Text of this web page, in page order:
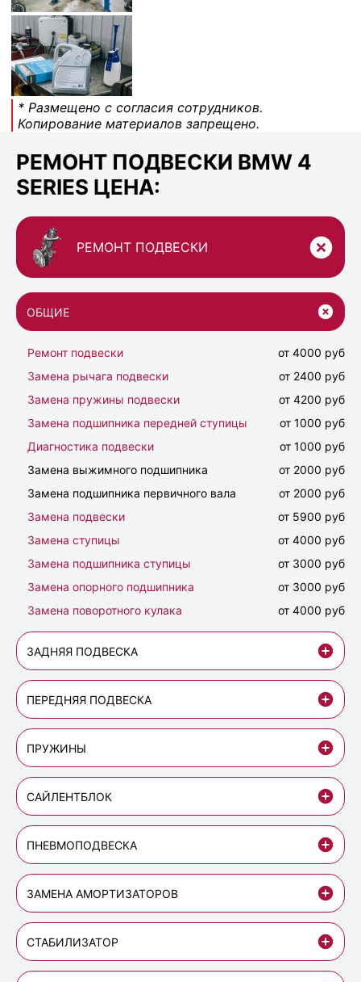
* Размещено с согласия сотрудников.
Копирование материалов запрещено.
РЕМОНТ ПОДВЕСКИ BMW 4
SERIES ЦЕНА:
РЕМОНТ ПОДВЕСКИ
ОБЩИЕ
Ремонт подвески
от 4000 руб
Замена рычага подвески
от 2400 руб
Замена пружины подвески
от 4200 руб
Замена подшипника передней ступицы
от 1000 руб
Диагностика подвески
от 1000 руб
Замена выжимного подшипника
от 2000 руб
Замена подшипника первичного вала
от 2000 руб
Замена подвески
от 5900 руб
Замена ступицы
от 4000 руб
Замена подшипника ступицы
от 3000 руб
Замена опорного подшипника
от 3000 руб
Замена поворотного кулака
от 4000 руб
ЗАДНЯЯ ПОДВЕСКА
ПЕРЕДНЯЯ ПОДВЕСКА
ПРУЖИНЫ
САЙЛЕНТБЛОК
ПНЕВМОПОДВЕСКА
ЗАМЕНА АМОРТИЗАТОРОВ
СТАБИЛИЗАТОР